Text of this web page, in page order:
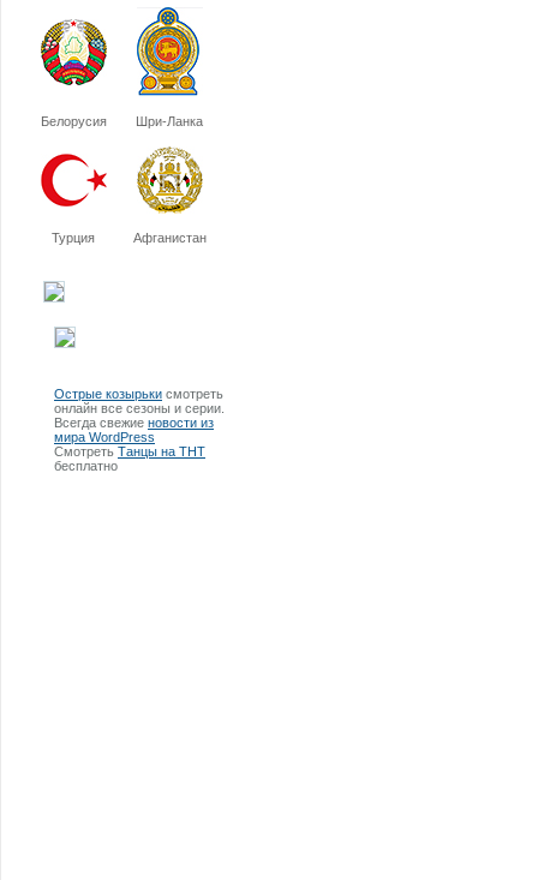
Белорусия Шри-Ланка
Турция Афганистан
Острые козырьки смотреть
онлайн все сезоны и серии.
Всегда свежие новости из
мира WordPress
Смотреть Танцы на ТНТ
бесплатно